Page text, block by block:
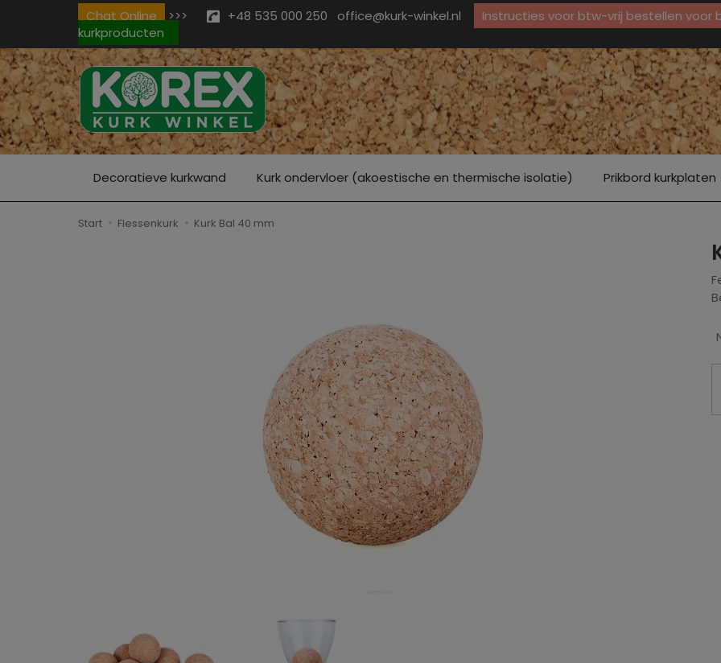
Chat Online >>> +48 535 000 250 office@kurk-winkel.nl Instructies voor btw-vrij bestellen voor
kurkproducten
Decoratieve kurkwand Kurk ondervloer (akoestische en thermische isolatie) Prikbord kurkplaten
Start Flessenkurk Kurk Bal 40 mm